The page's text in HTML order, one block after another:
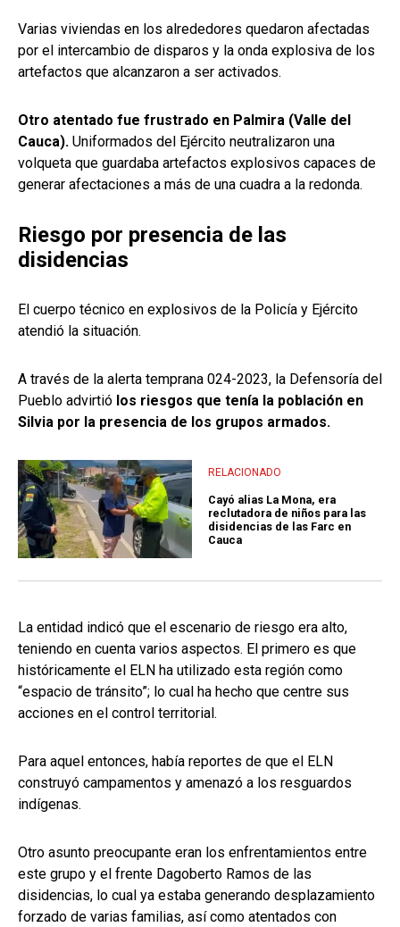
Varias viviendas en los alrededores quedaron afectadas
por el intercambio de disparos y la onda explosiva de los
artefactos que alcanzaron a ser activados.
Otro atentado fue frustrado en Palmira (Valle del
Cauca). Uniformados del Ejército neutralizaron una
volqueta que guardaba artefactos explosivos capaces de
generar afectaciones a más de una cuadra a la redonda.
Riesgo por presencia de las
disidencias
El cuerpo técnico en explosivos de la Policía y Ejército
atendió la situación.
A través de la alerta temprana 024-2023, la Defensoría del
Pueblo advirtió los riesgos que tenía la población en
Silvia por la presencia de los grupos armados.
RELACIONADO
Cayó alias La Mona, era
reclutadora de niños para las
disidencias de las Farc en
Cauca
La entidad indicó que el escenario de riesgo era alto,
teniendo en cuenta varios aspectos. El primero es que
históricamente el ELN ha utilizado esta región como
“espacio de tránsito”; lo cual ha hecho que centre sus
acciones en el control territorial.
Para aquel entonces, había reportes de que el ELN
construyó campamentos y amenazó a los resguardos
indígenas.
Otro asunto preocupante eran los enfrentamientos entre
este grupo y el frente Dagoberto Ramos de las
disidencias, lo cual ya estaba generando desplazamiento
forzado de varias familias, así como atentados con